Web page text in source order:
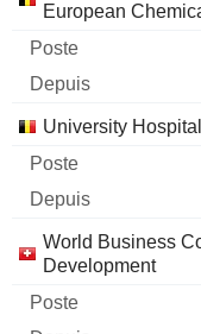
European
University
World Business
Development